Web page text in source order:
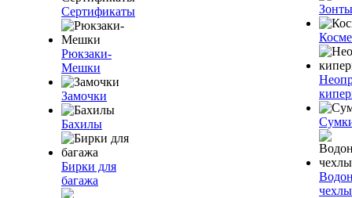
Сертификаты
Рюкзаки-
Мешки
Замочки
Бахилы
Бирки для
багажа
Зонты